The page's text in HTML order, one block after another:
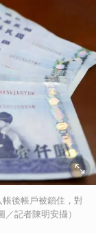
後帳戶被鎖住，對
記者陳明安攝）